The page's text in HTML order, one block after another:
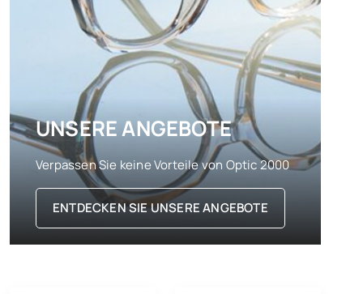
UNSERE ANGEBOTE
Verpassen Sie keine Vorteile von Optic 2000
ENTDECKEN SIE UNSERE ANGEBOTE